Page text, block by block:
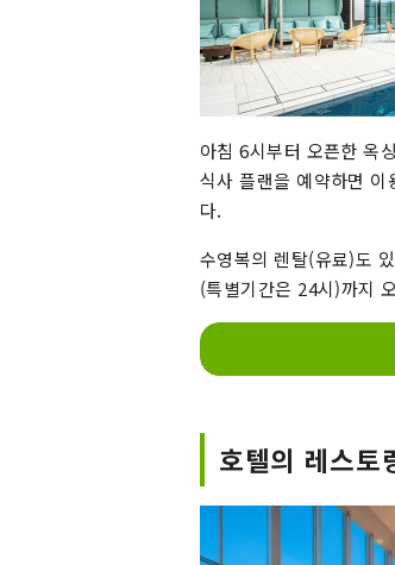
아침 6시부터 오픈한 옥
식사 플랜을 예약하면
다.
수영복의 렌탈(유료)도
(특별기간은 24시)까지
호텔의 레스토